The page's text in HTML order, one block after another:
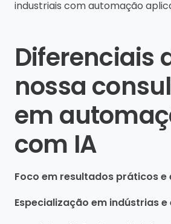
industriais com automação
Diferenciais
nossa
em
com IA
Foco em resultados práticos e
Especialização em indústrias e